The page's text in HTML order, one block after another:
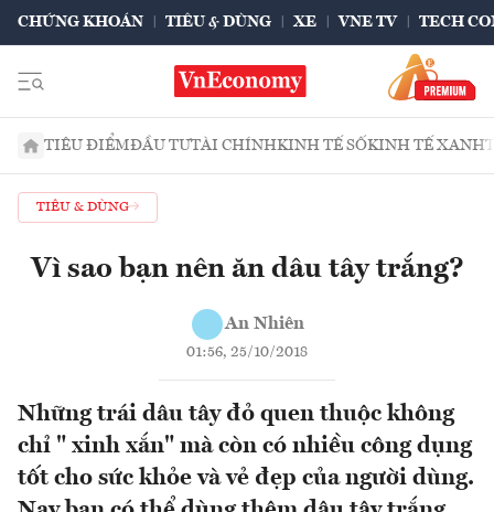
CHỨNG KHOÁN TIÊU & DÙNG XE VNE TV TECH
TIÊU ĐIỂMĐẦU TƯTÀI CHÍNHKINH TẾ SỐKINH TẾ XANH
TIÊU & DÙNG
Vì sao bạn nên ăn dâu tây trắng?
An Nhiên
01:56, 25/10/2018
Những trái dâu tây đỏ quen thuộc không
chỉ " xinh xắn" mà còn có nhiều công dụng
tốt cho sức khỏe và vẻ đẹp của người dùng.